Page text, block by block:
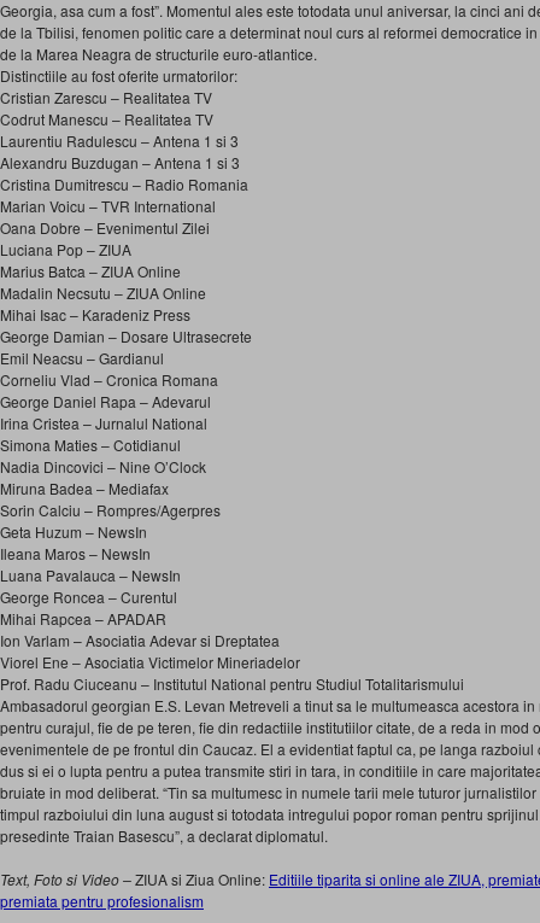
Georgia, asa cum a fost”. Momentul ales este totodata unul aniversar, la cinci ani
de la Tbilisi, fenomen politic care a determinat noul curs al reformei democratice
de la Marea Neagra de structurile euro-atlantice.
Distinctiile au fost oferite urmatorilor:
Cristian Zarescu – Realitatea TV
Codrut Manescu – Realitatea TV
Laurentiu Radulescu – Antena 1 si 3
Alexandru Buzdugan – Antena 1 si 3
Cristina Dumitrescu – Radio Romania
Marian Voicu – TVR International
Oana Dobre – Evenimentul Zilei
Luciana Pop – ZIUA
Marius Batca – ZIUA Online
Madalin Necsutu – ZIUA Online
Mihai Isac – Karadeniz Press
George Damian – Dosare Ultrasecrete
Emil Neacsu – Gardianul
Corneliu Vlad – Cronica Romana
George Daniel Rapa – Adevarul
Irina Cristea – Jurnalul National
Simona Maties – Cotidianul
Nadia Dincovici – Nine O’Clock
Miruna Badea – Mediafax
Sorin Calciu – Rompres/Agerpres
Geta Huzum – NewsIn
Ileana Maros – NewsIn
Luana Pavalauca – NewsIn
George Roncea – Curentul
Mihai Rapcea – APADAR
Ion Varlam – Asociatia Adevar si Dreptatea
Viorel Ene – Asociatia Victimelor Mineriadelor
Prof. Radu Ciuceanu – Institutul National pentru Studiul Totalitarismului
Ambasadorul georgian E.S. Levan Metreveli a tinut sa le multumeasca acestora
pentru curajul, fie de pe teren, fie din redactiile institutiilor citate, de a reda in mod
evenimentele de pe frontul din Caucaz. El a evidentiat faptul ca, pe langa
dus si ei o lupta pentru a putea transmite stiri in tara, in conditiile in care
bruiate in mod deliberat. “Tin sa multumesc in numele tarii mele tuturor
timpul razboiului din luna august si totodata intregului popor roman pentru
presedinte Traian Basescu”, a declarat diplomatul.
Text, Foto si Video –ZIUA si Ziua Online: Editiile tiparita si online ale ZIUA,
premiata pentru profesionalism